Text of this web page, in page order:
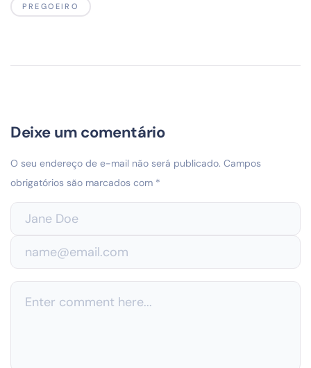
PREGOEIRO
Deixe um comentário
O seu endereço de e-mail não será publicado. Campos
obrigatórios são marcados com *